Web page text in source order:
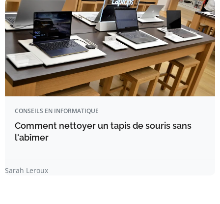
CONSEILS EN INFORMATIQUE
Comment nettoyer un tapis de souris sans
l'abîmer
Sarah Leroux